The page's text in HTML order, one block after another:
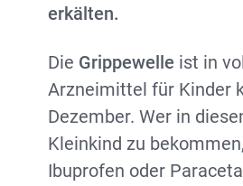
erkälten.
Die Grippewelle ist in
Arzneimittel für Kinder
Dezember. Wer in
Kleinkind zu
Ibuprofen oder